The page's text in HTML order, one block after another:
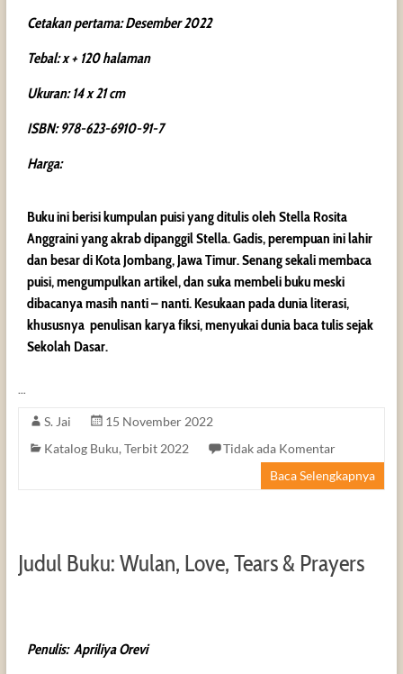
Cetakan pertama: Desember 2022
Tebal: x + 120 halaman
Ukuran: 14 x 21 cm
ISBN: 978-623-6910-91-7
Harga:
Buku ini berisi kumpulan puisi yang ditulis oleh Stella Rosita
Anggraini yang akrab dipanggil Stella. Gadis, perempuan ini lahir
dan besar di Kota Jombang, Jawa Timur. Senang sekali membaca
puisi, mengumpulkan artikel, dan suka membeli buku meski
dibacanya masih nanti – nanti. Kesukaan pada dunia literasi,
khususnya penulisan karya fiksi, menyukai dunia baca tulis sejak
Sekolah Dasar.
…
S. Jai
15 November 2022
Katalog Buku, Terbit 2022
Tidak ada Komentar
Baca Selengkapnya
Judul Buku: Wulan, Love, Tears & Prayers
Penulis: Apriliya Orevi